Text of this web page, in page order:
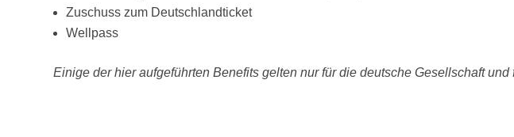
Zuschuss zum Deutschlandticket
Wellpass
Einige der hier aufgeführten Benefits gelten nur für die deutsche Gesellschaft